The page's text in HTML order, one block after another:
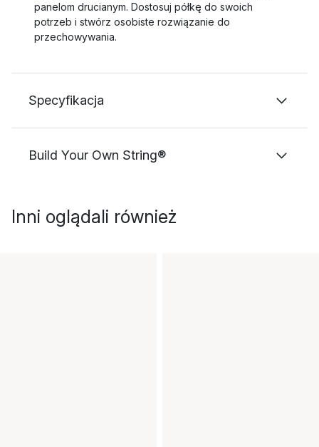
panelom drucianym. Dostosuj półkę do swoich
potrzeb i stwórz osobiste rozwiązanie do
przechowywania.
Specyfikacja
Build Your Own String®
Inni oglądali również